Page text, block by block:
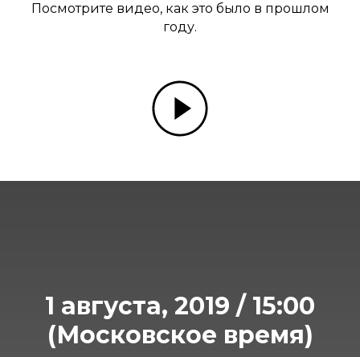
Посмотрите видео, как это было в прошлом
году.
1 августа, 2019 / 15:00
(Московское время)